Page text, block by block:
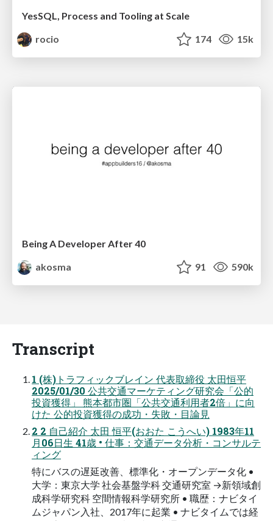
YesSQL, Process and Tooling at Scale
rocio
174 15k
Being A Developer After 40
akosma
91 590k
Transcript
1 (株)トラフィックブレイン 代表取締役 太田恒平
2025/01/30 公共交通マーケティング研究会「公的
投資獲得」 熊本都市圏「公共交通利用者2倍」に向
けた 公的投資獲得の成功・失敗・目論見
2 2 自己紹介 太田 恒平(おおた こうへい) 1983年11
月06日生 41歳 • 仕事：交通データ分析・コンサルテ
ィング
特にバスの遅延改善、標準化・オープンデータ化 •
大学：東京大学 社会基盤学科 交通研究室 →新領域創
成科学研究科 空間情報科学研究所 • 職歴：ナビタイ
ムジャパン入社、2017年に起業 • ナビタイムでは経